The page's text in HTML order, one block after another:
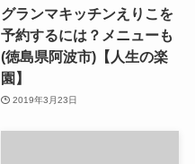
グランマキッチンえりこを
予約するには？メニューも
(徳島県阿波市)【人生の楽
園】
2019年3月23日